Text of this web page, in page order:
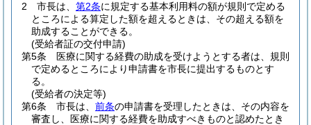
2
市長は、 第2条に規定する基本利用料の額が規則で定める
ところによる算定した額を超えるときは、その超える額を
助成することができる。
(受給者証の交付申請)
第5条
医療に関する経費の助成を受けようとする者は、規則
で定めるところにより申請書を市長に提出するものとす
る。
(受給者の決定等)
第6条
市長は、 前条の申請書を受理したときは、その内容を
審査し、医療に関する経費を助成すべきものと認めたとき